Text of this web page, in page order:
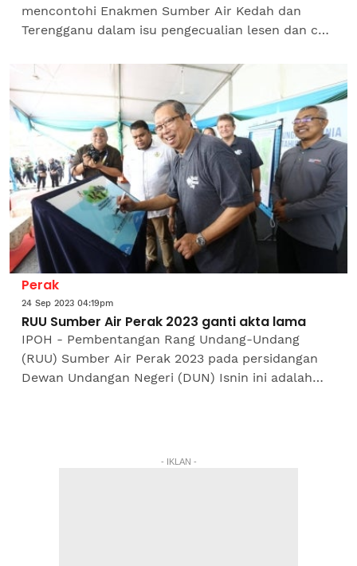
mencontohi Enakmen Sumber Air Kedah dan
Terengganu dalam isu pengecualian lesen dan caj
makanan. Ketua...
Perak
24 Sep 2023 04:19pm
RUU Sumber Air Perak 2023 ganti akta lama
IPOH - Pembentangan Rang Undang-Undang
(RUU) Sumber Air Perak 2023 pada persidangan
Dewan Undangan Negeri (DUN) Isnin ini adalah
- IKLAN -